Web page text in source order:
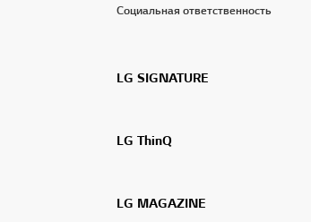
Социальная ответственность
LG SIGNATURE
LG ThinQ
LG MAGAZINE